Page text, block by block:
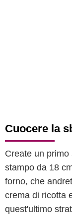
Cuocere la
Create un
stampo da 18
forno, che
crema di ricotta
quest'ultimo